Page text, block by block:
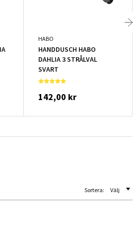
HABO
HANDDUSCH HABO
DAHLIA 3 STRÅLVAL
SVART
142,00 kr
Sortera: Välj